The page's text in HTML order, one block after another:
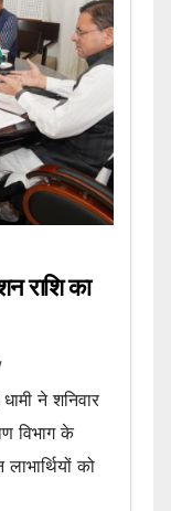
राशि का
ने शनिवार
विभाग के
को